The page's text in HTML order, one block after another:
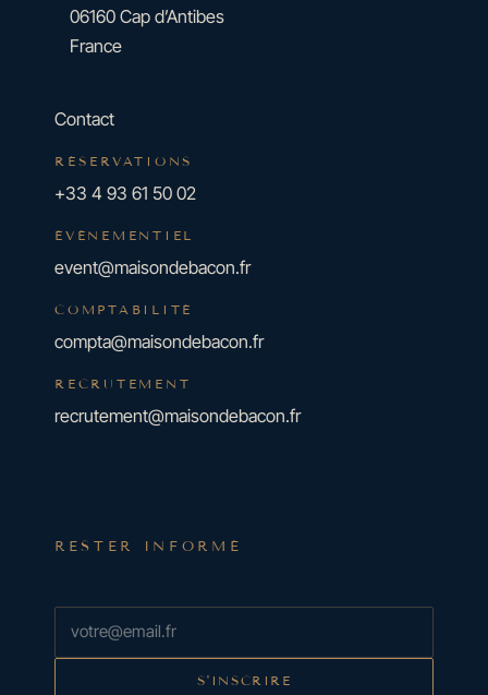
06160 Cap d’Antibes
France
Contact
RÉSERVATIONS
+33 4 93 61 50 02
ÉVÉNEMENTIEL
event@maisondebacon.fr
COMPTABILITÉ
compta@maisondebacon.fr
RECRUTEMENT
recrutement@maisondebacon.fr
RESTER INFORMÉ